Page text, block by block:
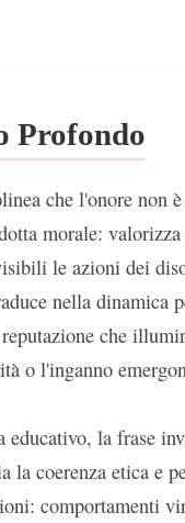
Profondo
che l'onore non
morale:
le azioni dei
nella
che
o l'inganno
la frase
la coerenza etica e
comportamenti